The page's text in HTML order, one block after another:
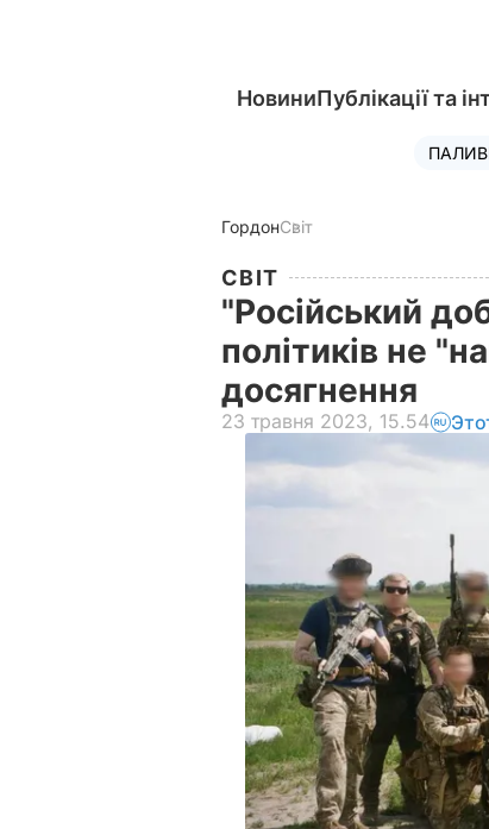
НовиниПублікації та
ГордонСвіт
СВІТ
"Російський
політиків не
досягнення
23 травня 2023, 15.54